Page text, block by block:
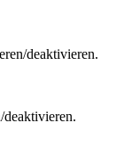
deaktivieren.